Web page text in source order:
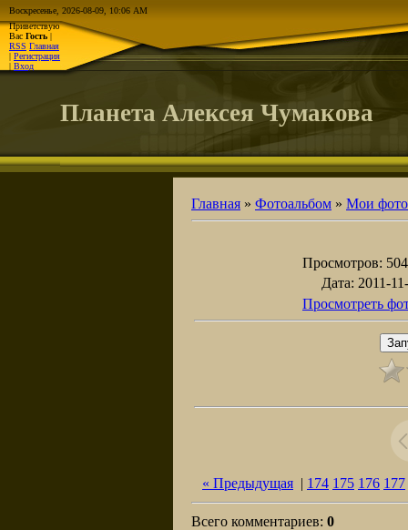
Воскресенье, 2026-08-09, 10:06 AM
Приветствую
Вас Гость |
RSS Главная
| Регистрация
| Вход
Планета Алексея Чумакова
Главная » Фотоальбом » Мои
Просмотров:
Дата: 2011-
Просмотреть
« Предыдущая | 174 175 176 177
Всего комментариев: 0